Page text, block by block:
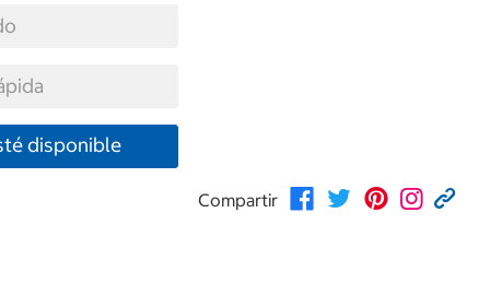
disponible
Compartir